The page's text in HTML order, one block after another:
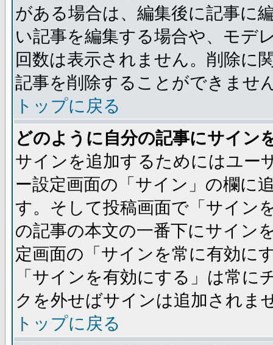
がある場合は、編集後に記事に
い記事を編集する場合や、モデ
回数は表示されません。削除に
記事を削除することができませ
トップに戻る
どのように自分の記事にサイン
サインを追加するためにはユー
ー設定画面の「サイン」の欄に
す。そして投稿画面で「サイン
の記事の本文の一番下にサイン
定画面の「サインを常に有効に
「サインを有効にする」は常
クを外せばサインは追加されま
トップに戻る